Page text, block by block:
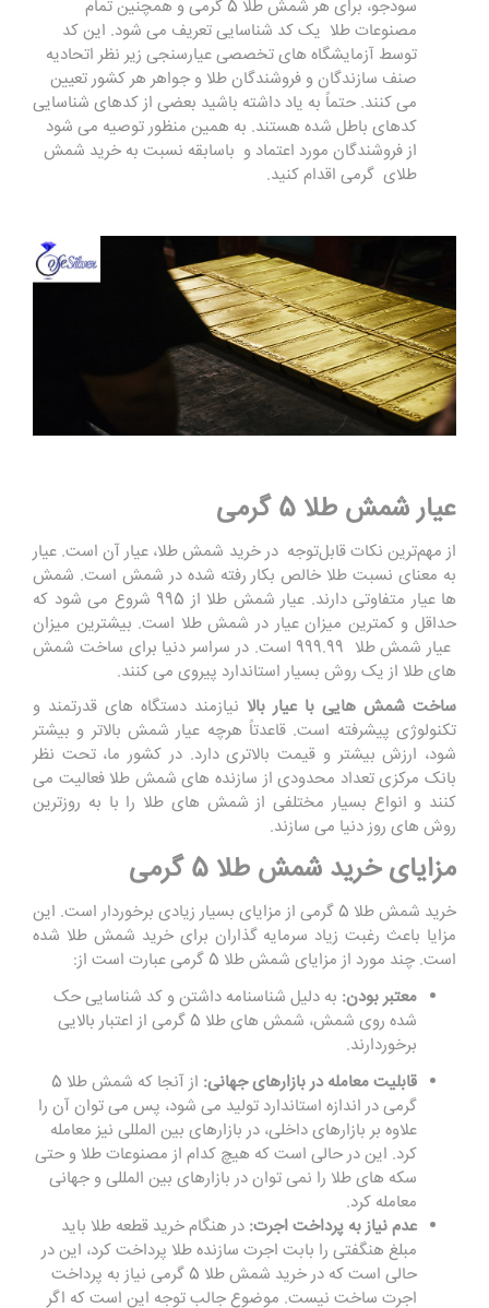
سودجو، برای هر شمش طلا 5 گرمی و همچنین تمام
مصنوعات طلا یک کد شناسایی تعریف می ‌شود. این کد
توسط آزمایشگاه‌ های تخصصی عیارسنجی زیر نظر اتحادیه
صنف سازندگان و فروشندگان طلا و جواهر هر کشور تعیین
می ‌کنند. حتماً به یاد داشته باشید بعضی از کدهای شناسایی
کدهای باطل شده هستند. به همین منظور توصیه می ‌شود
از فروشندگان مورد اعتماد و باسابقه نسبت به خرید شمش
طلای گرمی اقدام کنید.
عیار شمش طلا 5 گرمی
از مهم‌ترین نکات قابل‌توجه در خرید شمش طلا، عیار آن است. عیار
به معنای نسبت طلا خالص بکار رفته شده در شمش است. شمش
‌ها عیار متفاوتی دارند. عیار شمش طلا از 995 شروع می ‌شود که
حداقل و کمترین میزان عیار در شمش طلا است. بیشترین میزان
عیار شمش طلا 999.99 است. در سراسر دنیا برای ساخت شمش
‌های طلا از یک روش بسیار استاندارد پیروی می‌ کنند.
ساخت شمش ‌هایی با عیار بالا نیازمند دستگاه ‌های قدرتمند و
تکنولوژی پیشرفته است. قاعدتاً هرچه عیار شمش بالاتر و بیشتر
شود، ارزش بیشتر و قیمت بالاتری دارد. در کشور ما، تحت ‌نظر
بانک مرکزی تعداد محدودی از سازنده‌ های شمش طلا فعالیت می
‌کنند و انواع بسیار مختلفی از شمش ‌های طلا را با به ‌روزترین
روش ‌های روز دنیا می‌ سازند.
مزایای خرید شمش طلا 5 گرمی
خرید شمش طلا 5 گرمی از مزایای بسیار زیادی برخوردار است. این
مزایا باعث رغبت زیاد سرمایه ‌گذاران برای خرید شمش طلا شده
است. چند مورد از مزایای شمش طلا 5 گرمی عبارت است از:
معتبر بودن: به دلیل شناسنامه داشتن و کد شناسایی حک
شده روی شمش، شمش ‌های طلا 5 گرمی از اعتبار بالایی
برخوردارند.
قابلیت معامله در بازارهای جهانی:
از آنجا که شمش طلا 5
گرمی در اندازه استاندارد تولید می ‌شود، پس می‌ توان آن را
علاوه بر بازارهای داخلی، در بازارهای بین ‌المللی نیز معامله
کرد. این در حالی است که هیچ‌ کدام از مصنوعات طلا و حتی
سکه ‌های طلا را نمی‌ توان در بازارهای بین ‌المللی و جهانی
معامله کرد.
عدم نیاز به پرداخت اجرت: در هنگام خرید قطعه طلا باید
مبلغ هنگفتی را بابت اجرت سازنده طلا پرداخت کرد، این در
حالی است که در خرید شمش طلا 5 گرمی نیاز به پرداخت
اجرت ساخت نیست. موضوع جالب‌ توجه این است که اگر